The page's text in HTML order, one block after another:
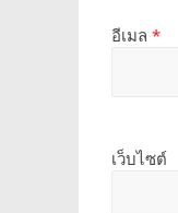
อีเมล *
เว็บไซต์